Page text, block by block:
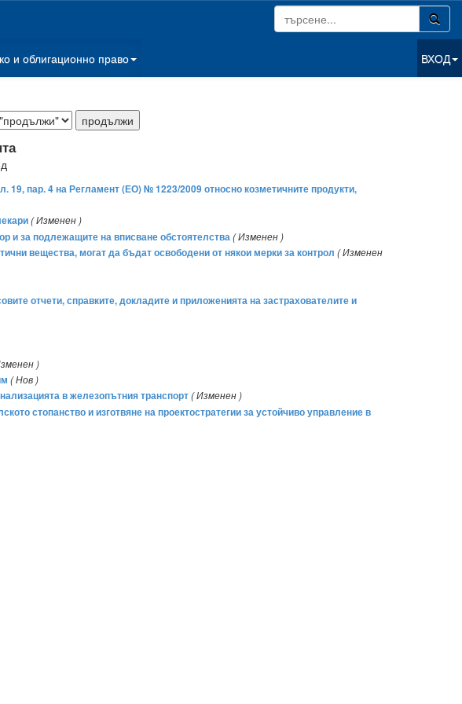
и облигационно право
ВХОД
пар. 4 на Регламент (ЕО) № 1223/2009 относно козметичните продукти,
( Изменен )
и за подлежащите на вписване обстоятелства( Изменен )
вещества, могат да бъдат освободени от някои мерки за контрол ( Изменен
отчети, справките, докладите и приложенията на застрахователите и
)
( Нов )
в железопътния транспорт( Изменен )
стопанство и изготвяне на проектостратегии за устойчиво управление в